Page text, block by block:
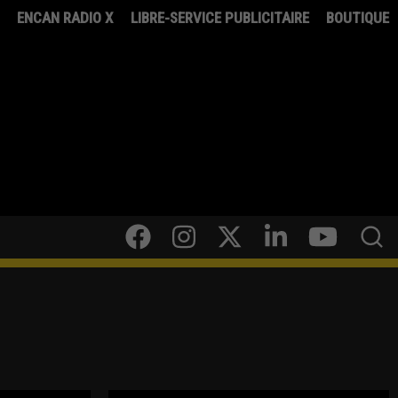
ENCAN RADIO X LIBRE-SERVICE PUBLICITAIRE BOUTIQUE